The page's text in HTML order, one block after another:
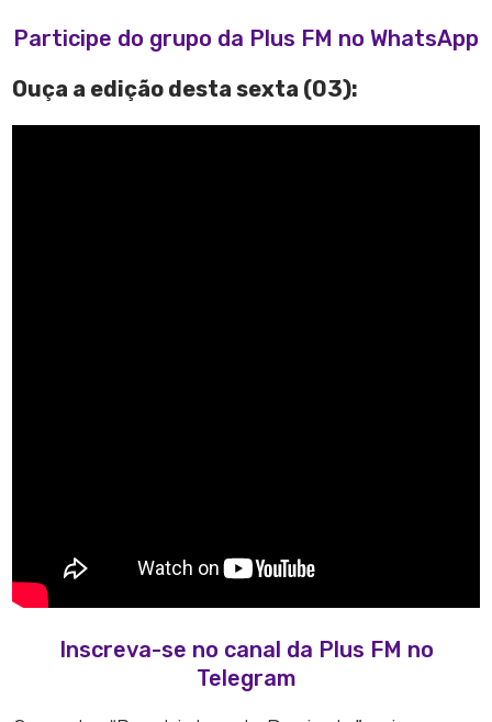
Participe do grupo da Plus FM no WhatsApp
Ouça a edição desta sexta (03):
Inscreva-se no canal da Plus FM no
Telegram